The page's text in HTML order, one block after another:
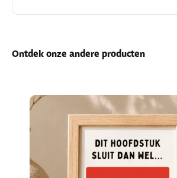
Ontdek onze andere producten